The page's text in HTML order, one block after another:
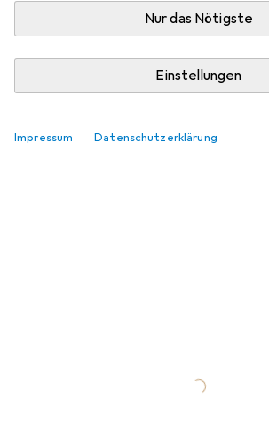
Nur das Nötigste
Einstellungen
Impressum Datenschutzerklärung